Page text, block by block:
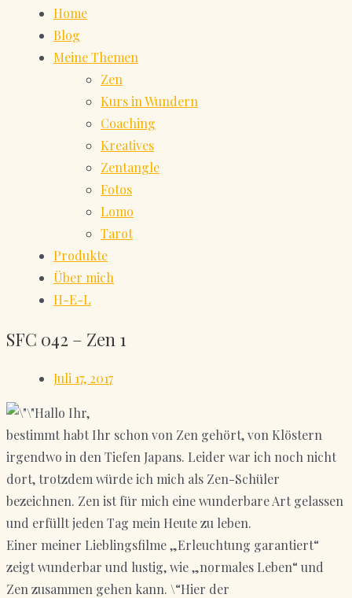
Home
Blog
Meine Themen
Zen
Kurs in Wundern
Coaching
Kreatives
Zentangle
Fotos
Lomo
Tarot
Produkte
Über mich
H-E-L
SFC 042 – Zen 1
Juli 17, 2017
Hallo Ihr,
bestimmt habt Ihr schon von Zen gehört, von Klöstern
irgendwo in den Tiefen Japans. Leider war ich noch nicht
dort, trotzdem würde ich mich als Zen-Schüler
bezeichnen. Zen ist für mich eine wunderbare Art gelassen
und erfüllt jeden Tag mein Heute zu leben.
Einer meiner Lieblingsfilme „Erleuchtung garantiert“
zeigt wunderbar und lustig, wie „normales Leben“ und
Zen zusammen gehen kann. \“Hier der